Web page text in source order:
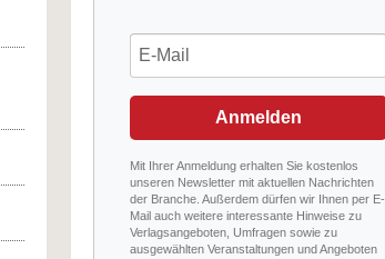
Anmelden
Mit Ihrer Anmeldung erhalten Sie kostenlos
unseren Newsletter mit aktuellen Nachrichten
der Branche. Außerdem dürfen wir Ihnen per E-
Mail auch weitere interessante Hinweise zu
Verlagsangeboten, Umfragen sowie zu
ausgewählten Veranstaltungen und Angeboten